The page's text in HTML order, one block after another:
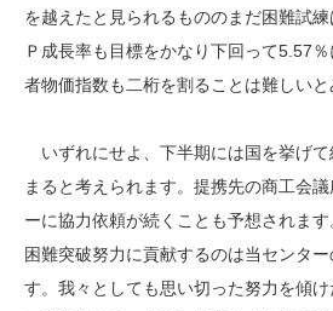
を越えたと見られるもののまだ困難試
Ｐ成長率も目標をかなり下回って5.57
者物価指数も二桁を割ることは難しいと
いずれにせよ、下半期には国を挙げ
まると考えられます。提携先の商工会
ーに協力依頼が続くことも予想されま
困難突破努力に貢献するのは当センタ
す。我々としても思い切った努力を傾